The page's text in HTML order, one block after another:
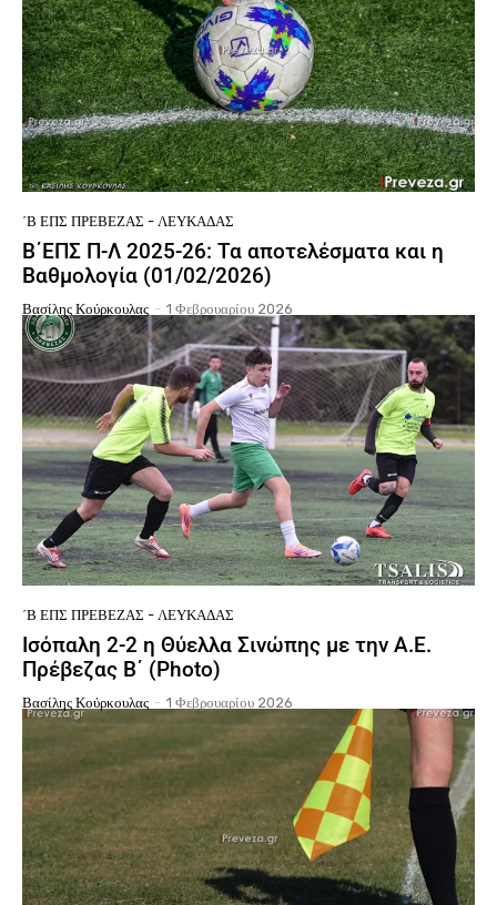
΄Β ΕΠΣ ΠΡΈΒΕΖΑΣ - ΛΕΥΚΆΔΑΣ
Β΄ΕΠΣ Π-Λ 2025-26: Τα αποτελέσματα και η
Βαθμολογία (01/02/2026)
Βασίλης Κούρκουλας - 1 Φεβρουαρίου 2026
΄Β ΕΠΣ ΠΡΈΒΕΖΑΣ - ΛΕΥΚΆΔΑΣ
Ισόπαλη 2-2 η Θύελλα Σινώπης με την Α.Ε.
Πρέβεζας Β΄ (Photo)
Βασίλης Κούρκουλας - 1 Φεβρουαρίου 2026